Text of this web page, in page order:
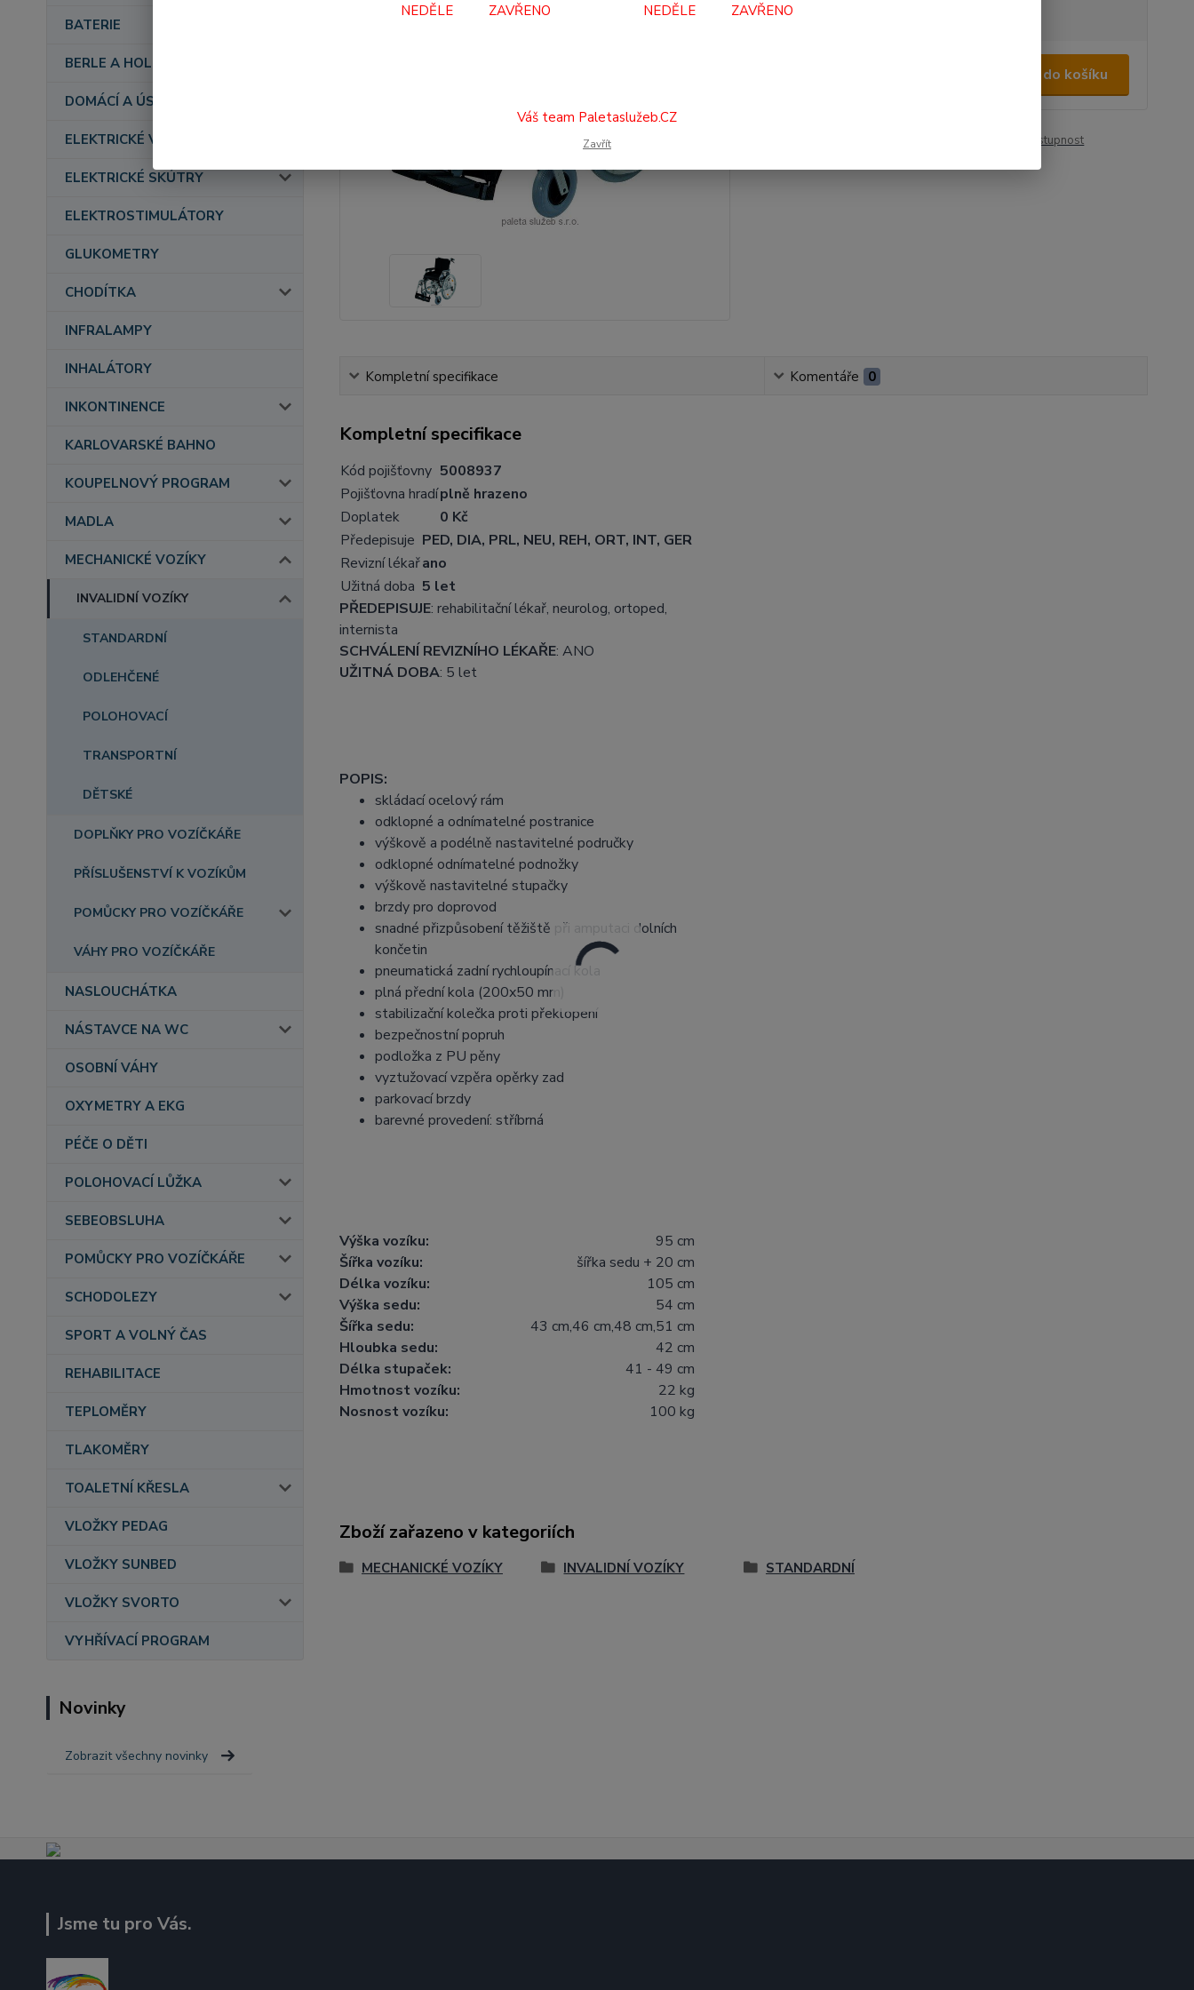
BATERIE
BERLE A HOLE
DOMÁCÍ A ÚSTAVNÍ PÉČE
ELEKTRICKÉ VOZÍKY
ELEKTRICKÉ SKÚTRY
ELEKTROSTIMULÁTORY
GLUKOMETRY
CHODÍTKA
INFRALAMPY
INHALÁTORY
INKONTINENCE
KARLOVARSKÉ BAHNO
KOUPELNOVÝ PROGRAM
MADLA
MECHANICKÉ VOZÍKY
INVALIDNÍ VOZÍKY
STANDARDNÍ
ODLEHČENÉ
POLOHOVACÍ
TRANSPORTNÍ
DĚTSKÉ
DOPLŇKY PRO VOZÍČKÁŘE
PŘÍSLUŠENSTVÍ K VOZÍKŮM
POMŮCKY PRO VOZÍČKÁŘE
VÁHY PRO VOZÍČKÁŘE
NASLOUCHÁTKA
NÁSTAVCE NA WC
OSOBNÍ VÁHY
OXYMETRY A EKG
PÉČE O DĚTI
POLOHOVACÍ LŮŽKA
SEBEOBSLUHA
POMŮCKY PRO VOZÍČKÁŘE
SCHODOLEZY
SPORT A VOLNÝ ČAS
REHABILITACE
TEPLOMĚRY
TLAKOMĚRY
TOALETNÍ KŘESLA
VLOŽKY PEDAG
VLOŽKY SUNBED
VLOŽKY SVORTO
VYHŘÍVACÍ PROGRAM
Novinky
Zobrazit všechny novinky
Dostupnost
Přidat do košíku
Hlídat cenu / dostupnost
Kompletní specifikace Komentáře 0
Kompletní specifikace
Kód pojišťovny 5008937
Pojišťovna hradíplně hrazeno
Doplatek
0 Kč
Předepisuje PED, DIA, PRL, NEU, REH, ORT, INT, GER
Revizní lékařano
Užitná doba 5 let
PŘEDEPISUJE: rehabilitační lékař, neurolog, ortoped,
internista
SCHVÁLENÍ REVIZNÍHO LÉKAŘE: ANO
UŽITNÁ DOBA: 5 let
POPIS:
skládací ocelový rám
odklopné a odnímatelné postranice
výškově a podélně nastavitelné područky
odklopné odnímatelné podnožky
výškově nastavitelné stupačky
brzdy pro doprovod
snadné přizpůsobení těžiště při amputaci dolních
končetin
pneumatická zadní rychloupínací kola
plná přední kola (200x50 mm)
stabilizační kolečka proti překlopení
bezpečnostní popruh
podložka z PU pěny
vyztužovací vzpěra opěrky zad
parkovací brzdy
barevné provedení: stříbrná
Výška vozíku:
95 cm
Šířka vozíku:
šířka sedu + 20 cm
Délka vozíku:
105 cm
Výška sedu:
54 cm
Šířka sedu:
43 cm,46 cm,48 cm,51 cm
Hloubka sedu:
42 cm
Délka stupaček:
41 - 49 cm
Hmotnost vozíku:
22 kg
Nosnost vozíku:
100 kg
Zboží zařazeno v kategoriích
MECHANICKÉ VOZÍKY INVALIDNÍ VOZÍKY STANDARDNÍ
Jsme tu pro Vás.
NEDĚLE ZAVŘENO NEDĚLE ZAVŘENO
Váš team Paletaslužeb.CZ
Zavřít